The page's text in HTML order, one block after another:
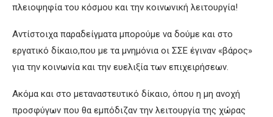
πλειοψηφία του κόσμου και την κοινωνική λειτουργία!
Αντίστοιχα παραδείγματα μπορούμε να δούμε και στο
εργατικό δίκαιο,που με τα μνημόνια οι ΣΣΕ έγιναν «βάρος»
για την κοινωνία και την ευελιξία των επιχειρήσεων.
Ακόμα και στο μεταναστευτικό δίκαιο, όπου η μη ανοχή
προσφύγων που θα εμπόδιζαν την λειτουργία της χώρας